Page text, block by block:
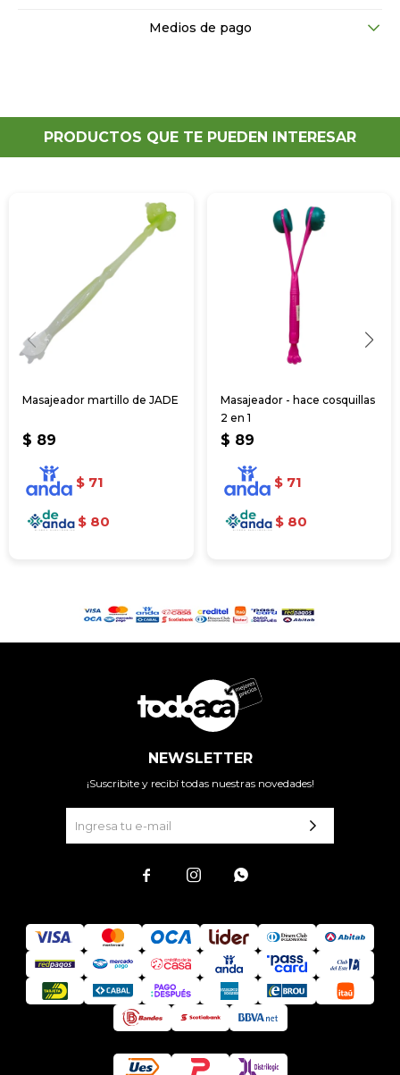
Medios de pago
PRODUCTOS QUE TE PUEDEN INTERESAR
Masajeador martillo de JADE
$ 89
$ 71
$ 80
Masajeador - hace cosquillas
2 en 1
$ 89
$ 71
$ 80
NEWSLETTER
¡Suscribite y recibí todas nuestras novedades!
  